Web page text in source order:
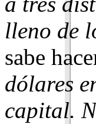
lleno de
sabe
dólares
capital.